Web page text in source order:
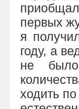
первых
я
году, а
не
ходить